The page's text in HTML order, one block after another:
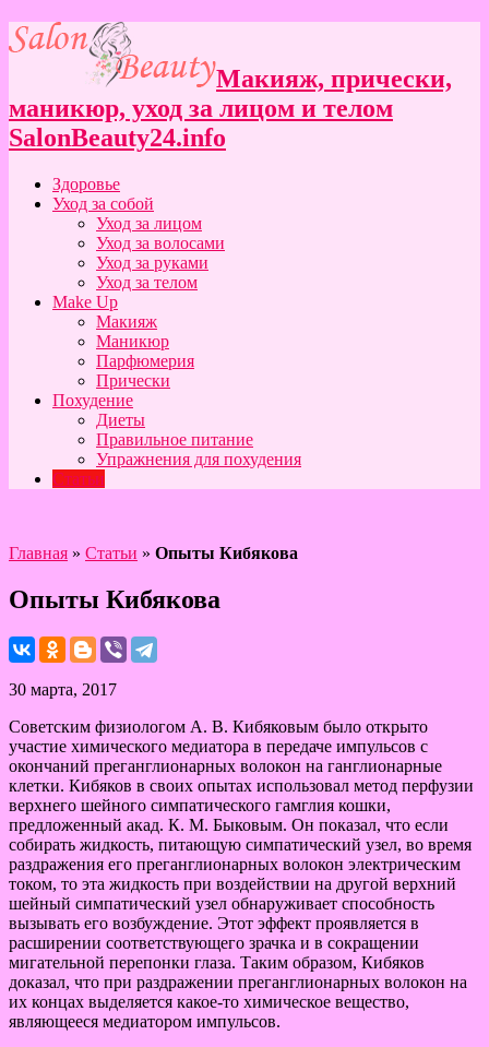
Макияж, прически,
маникюр, уход за лицом и телом
SalonBeauty24.info
Здоровье
Уход за собой
Уход за лицом
Уход за волосами
Уход за руками
Уход за телом
Make Up
Макияж
Маникюр
Парфюмерия
Прически
Похудение
Диеты
Правильное питание
Упражнения для похудения
Статьи
Главная » Статьи » Опыты Кибякова
Опыты Кибякова
30 марта, 2017
Советским физиологом А. В. Кибяковым было открыто
участие химического медиатора в передаче импульсов с
окончаний преганглионарных волокон на ганглионарные
клетки. Кибяков в своих опытах использовал метод перфузии
верхнего шейного симпатического гамглия кошки,
предложенный акад. К. М. Быковым. Он показал, что если
собирать жидкость, питающую симпатический узел, во время
раздражения его преганглионарных волокон электрическим
током, то эта жидкость при воздействии на другой верхний
шейный симпатический узел обнаруживает способность
вызывать его возбуждение. Этот эффект проявляется в
расширении соответствующего зрачка и в сокращении
мигательной перепонки глаза. Таким образом, Кибяков
доказал, что при раздражении преганглионарных волокон на
их концах выделяется какое-то химическое вещество,
являющееся медиатором импульсов.